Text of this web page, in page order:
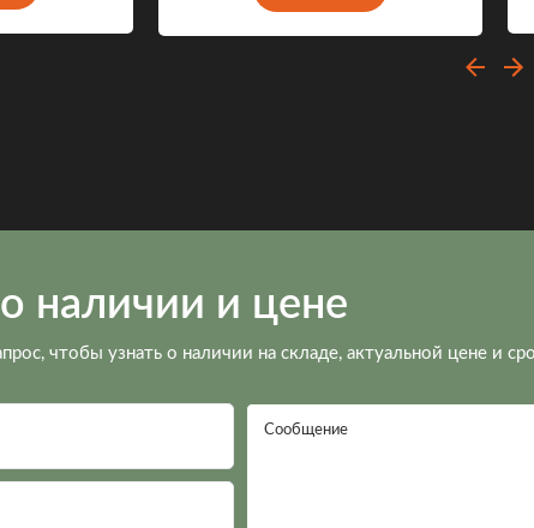
наличии и цене
чтобы узнать о наличии на складе, актуальной цене и
Сообщение